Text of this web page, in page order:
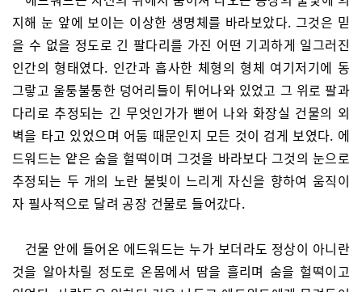
지해 눈 앞에 보이는 이상한 생명체를 바라보았다. 그것은 믿
을 수 없을 정도로 긴 팔다리를 가진 어떤 기괴하게 일그러진
인간의 형태였다. 인간과 흡사한 체형의 형체 여기저기에 동
그랗고 울퉁불퉁한 덩어리들이 튀어나와 있었고 그 위로 팔과
다리로 추정되는 긴 무엇인가가 뻗어 나와 화장실 건물의 외
벽을 타고 있었으며 어둠 때문인지 모든 것이 검게 보였다. 에
드워드는 얕은 숨을 헐떡이며 그것을 바라보다 그것의 눈으로
추정되는 두 개의 노란 불빛이 느리게 자신을 향하여 움직이
자 필사적으로 달려 공장 건물로 들어갔다.
건물 안에 들어온 에드워드는 누가 보더라도 정상이 아니란
것을 알아차릴 정도로 온몸에서 땀을 흘리며 숨을 헐떡이고